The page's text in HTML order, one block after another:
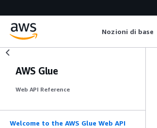
Nozioni di base
AWS Glue
Web API Reference
Welcome to the AWS Glue Web API